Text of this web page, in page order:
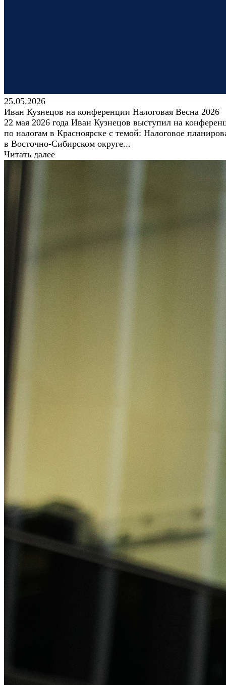
25.05.2026
Иван Кузнецов на конференции Налоговая Весна 2026
22 мая 2026 года Иван Кузнецов выступил на
по налогам в Красноярске с темой: Налоговое
в Восточно-Сибирском округе...
Читать далее